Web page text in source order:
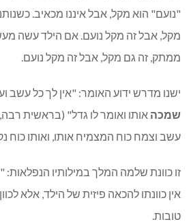
"נועם" הוא מקל, אבל איננו מכאיב.
מקל, אבל זה מקל נועם. אם הילד עשה
ממתק, זה גם מקל, אבל זה מקל נועם.
ישנו מדרש ידוע האומר: "אין לך כל עשב
שמכה אותו ואומר לו גדל" (בראשית
עשב וצמח כוח המצמיח אותו, ואותו כוח
זו כוונת שלמה המלך במילותיו
אין כוונתו להכאה פיזית של הילד, אלא
טובות.